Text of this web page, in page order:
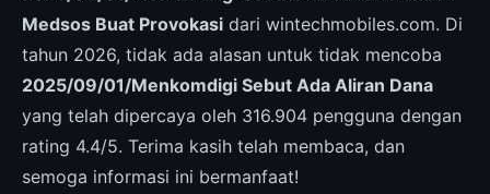
Medsos Buat Provokasi dari wintechmobiles.com. Di
tahun 2026, tidak ada alasan untuk tidak mencoba
2025/09/01/Menkomdigi Sebut Ada Aliran Dana
yang telah dipercaya oleh 316.904 pengguna dengan
rating 4.4/5. Terima kasih telah membaca, dan
semoga informasi ini bermanfaat!